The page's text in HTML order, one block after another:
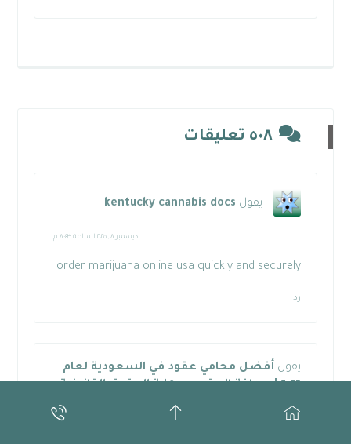
٥٠٨ تعليقات
يقول kentucky cannabis docs
:
ديسمبر ١٨, ٢٠٢٥ الساعة ٨:٤٣ م
order marijuana online usa quickly and securely
رد
يقول أفضل محامي عقود في السعودية لعام
٢٠٢٦ | صياغة العقود وحماية الحقوق القانونية -